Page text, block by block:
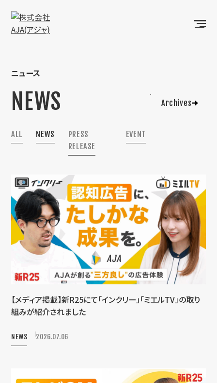
ニュース
NEWS
ALL NEWS
PRESS
RELEASE
EVENT
【メディア掲載】新R25にて「インクリー」「ミエルTV」の取り
組みが紹介されました
NEWS 2026.07.06